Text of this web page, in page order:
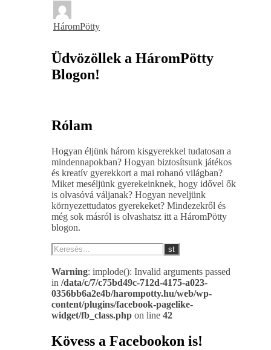
HáromPötty
Üdvözöllek a HáromPötty
Blogon!
Rólam
Hogyan éljünk három kisgyerekkel tudatosan a
mindennapokban? Hogyan biztosítsunk játékos
és kreatív gyerekkort a mai rohanó világban?
Miket meséljünk gyerekeinknek, hogy idővel ők
is olvasóvá váljanak? Hogyan neveljünk
környezettudatos gyerekeket? Mindezekről és
még sok másról is olvashatsz itt a HáromPötty
blogon.
Warning: implode(): Invalid arguments passed
in /data/c/7/c75bd49c-712d-4175-a023-
0356bb6a2e4b/harompotty.hu/web/wp-
content/plugins/facebook-pagelike-
widget/fb_class.php on line 42
Kövess a Facebookon is!